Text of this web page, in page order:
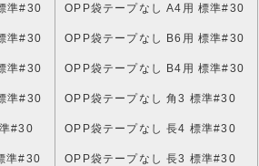
準#30 OPP袋テープなし A4用 標準#30
準#30 OPP袋テープなし B6用 標準#30
準#30 OPP袋テープなし B4用 標準#30
準#30 OPP袋テープなし 角3 標準#30
#30 OPP袋テープなし 長4 標準#30
準#30 OPP袋テープなし 長3 標準#30